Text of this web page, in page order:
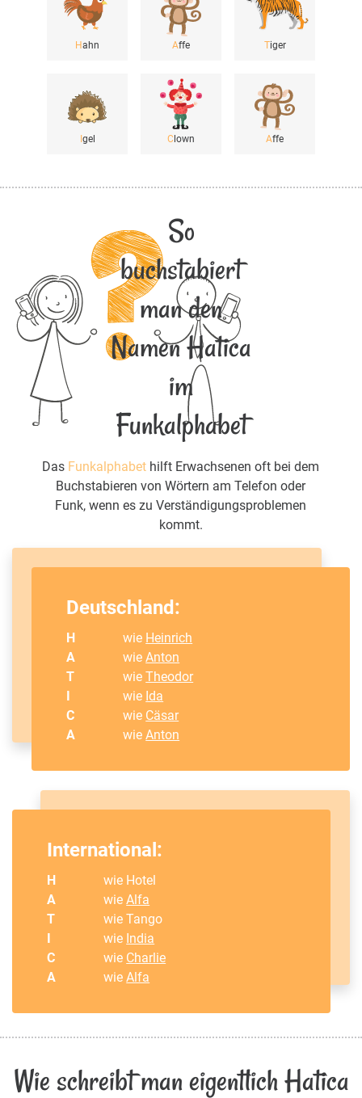
Hahn Affe Tiger
gel C lown Affe
So
buchstabiert
man den
Namen Hatica
im
Funkalphabet
Das Funkalphabet hilft Erwachsenen oft bei dem
Buchstabieren von Wörtern am Telefon oder
Funk, wenn es zu Verständigungsproblemen
kommt.
Deutschland:
H wie Heinrich
A
wieAnton
T
wieTheodor
I
wie Ida
C
wie Cäsar
A
wieAnton
International:
H
wie Hotel
A
wieAlfa
T
wie Tango
I
wie India
C
wie Charlie
A
wieAlfa
Wie schreibt man eigentlich Hatica